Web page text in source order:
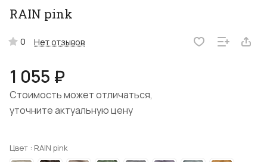
RAIN pink
0 Нет отзывов
1 055 ₽
Стоимость может отличаться,
уточните актуальную цену
Цвет : RAIN pink